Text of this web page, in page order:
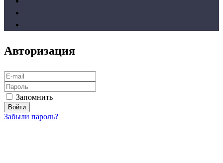
Авторизация
Запомнить
Забыли пароль?